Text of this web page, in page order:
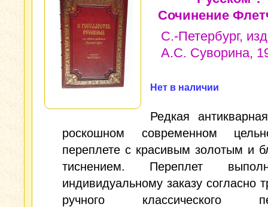
Сочинение
С.-Петербург,
А.С. Суворина,
Нет в наличии
Редкая
роскошном современном
переплете с красивым золотым и
тиснением. Переплет
индивидуальному заказу согласно
ручного классического